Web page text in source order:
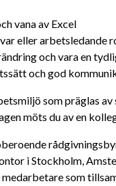
vana av Excel
eller arbetsledande
och vara en
och god
som präglas
möts du av en
i Stockholm,
som